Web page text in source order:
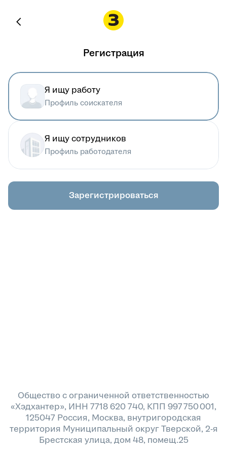
Регистрация
Я ищу работу
Профиль соискателя
Я ищу сотрудников
Профиль работодателя
Зарегистрироваться
Общество с ограниченной ответственностью
«Хэдхантер», ИНН 7718 620 740, КПП 997 750 001,
125047 Россия, Москва, внутригородская
территория Муниципальный округ Тверской, 2-я
Брестская улица, дом 48, помещ.25